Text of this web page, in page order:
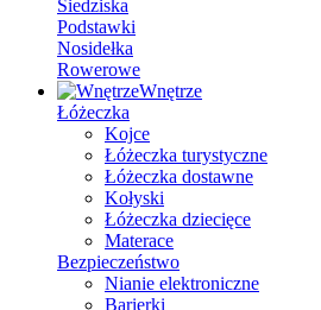
Siedziska
Podstawki
Nosidełka
Rowerowe
Wnętrze
Łóżeczka
Kojce
Łóżeczka turystyczne
Łóżeczka dostawne
Kołyski
Łóżeczka dziecięce
Materace
Bezpieczeństwo
Nianie elektroniczne
Barierki